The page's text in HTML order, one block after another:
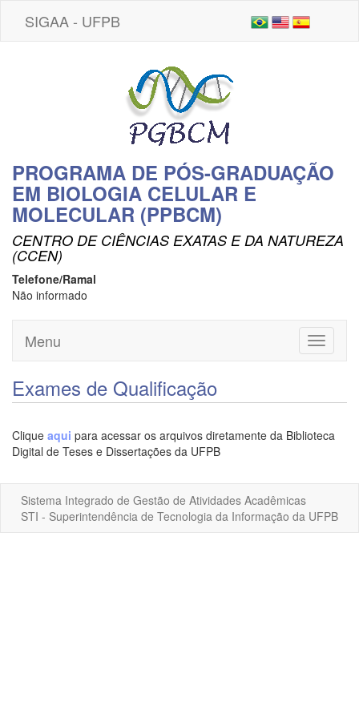
SIGAA - UFPB
PROGRAMA DE PÓS-GRADUAÇÃO
EM BIOLOGIA CELULAR E
MOLECULAR (PPBCM)
CENTRO DE CIÊNCIAS EXATAS E DA NATUREZA
(CCEN)
Telefone/Ramal
Não informado
Toggle
Menu
Exames de Qualificação
Clique aqui para acessar os arquivos diretamente da Biblioteca
Digital de Teses e Dissertações da UFPB
Sistema Integrado de Gestão de Atividades Acadêmicas
STI - Superintendência de Tecnologia da Informação da UFPB